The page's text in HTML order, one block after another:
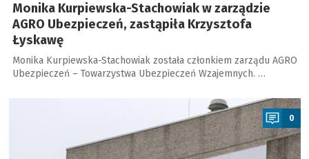
Monika Kurpiewska-Stachowiak w zarządzie
AGRO Ubezpieczeń, zastąpiła Krzysztofa
Łyskawę
Monika Kurpiewska-Stachowiak została członkiem zarządu AGRO
Ubezpieczeń – Towarzystwa Ubezpieczeń Wzajemnych. …
0